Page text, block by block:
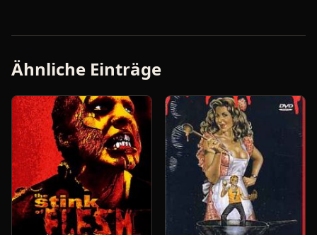
Ähnliche Einträge